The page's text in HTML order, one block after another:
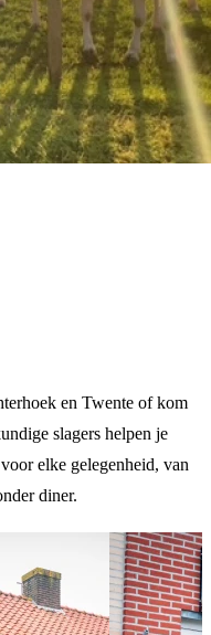
en Twente of kom
slagers helpen je
elke gelegenheid, van
diner.